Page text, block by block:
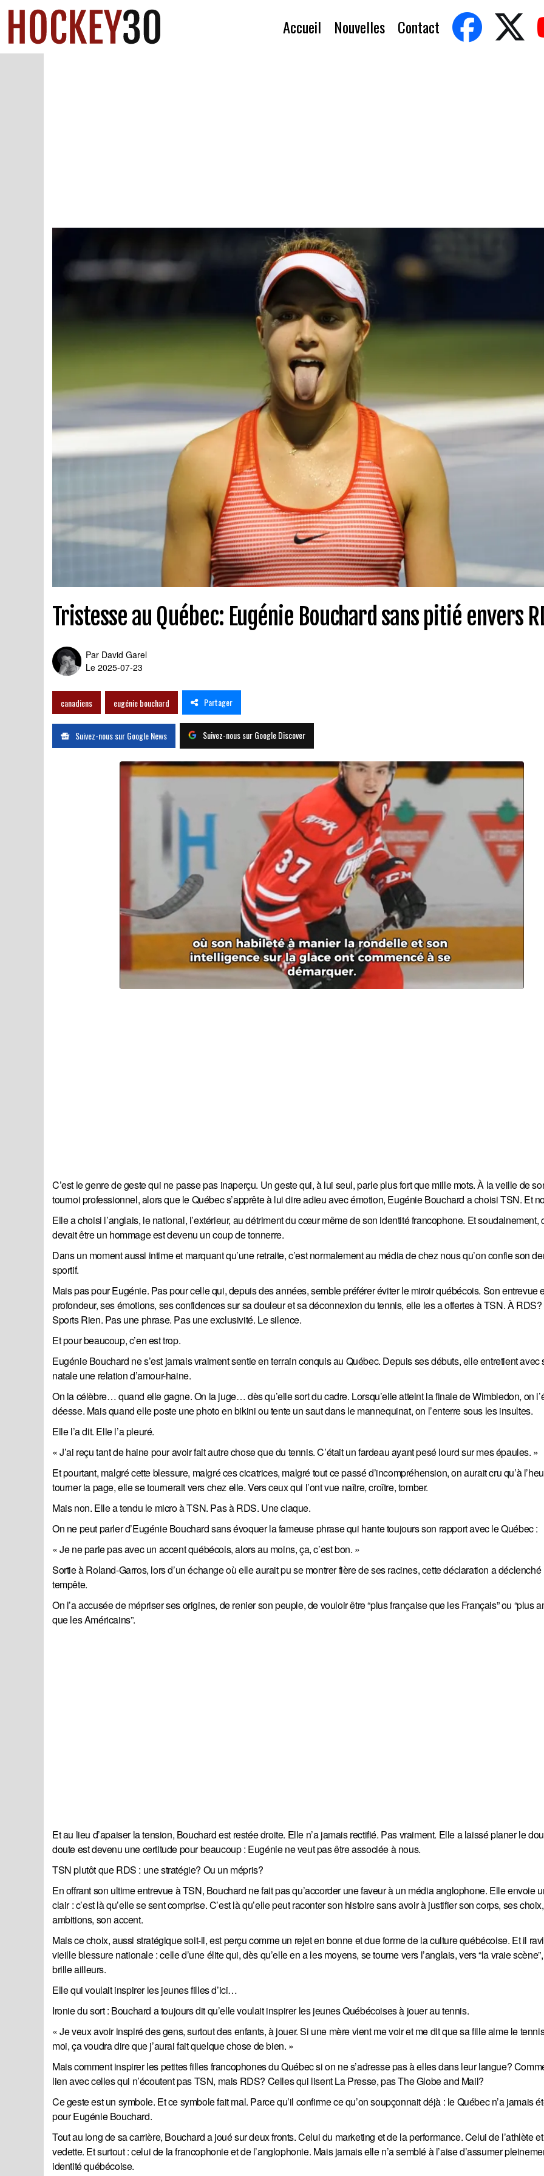
Accueil Nouvelles Contact
Tristesse au Québec: Eugénie Bouchard sans pitié envers
Par David Garel
Le 2025-07-23
canadiens eugénie bouchard Partager
Suivez-nous sur Google News Suivez-nous sur Google Discover
C’est le genre de geste qui ne passe pas inaperçu. Un geste qui, à lui seul, parle plus fort que mille mots. À la veille de
tournoi professionnel, alors que le Québec s’apprête à lui dire adieu avec émotion, Eugénie Bouchard a choisi TSN. Et
Elle a choisi l’anglais, le national, l’extérieur, au détriment du cœur même de son identité francophone. Et soudainement,
devait être un hommage est devenu un coup de tonnerre.
Dans un moment aussi intime et marquant qu’une retraite, c’est normalement au média de chez nous qu’on confie son
sportif.
Mais pas pour Eugénie. Pas pour celle qui, depuis des années, semble préférer éviter le miroir québécois. Son entrevue
profondeur, ses émotions, ses confidences sur sa douleur et sa déconnexion du tennis, elle les a offertes à TSN. À
Sports Rien. Pas une phrase. Pas une exclusivité. Le silence.
Et pour beaucoup, c’en est trop.
Eugénie Bouchard ne s’est jamais vraiment sentie en terrain conquis au Québec. Depuis ses débuts, elle entretient avec
natale une relation d’amour-haine.
On la célèbre… quand elle gagne. On la juge… dès qu’elle sort du cadre. Lorsqu’elle atteint la finale de Wimbledon, on
déesse. Mais quand elle poste une photo en bikini ou tente un saut dans le mannequinat, on l’enterre sous les insultes.
Elle l’a dit. Elle l’a pleuré.
« J’ai reçu tant de haine pour avoir fait autre chose que du tennis. C’était un fardeau ayant pesé lourd sur mes épaules. »
Et pourtant, malgré cette blessure, malgré ces cicatrices, malgré tout ce passé d’incompréhension, on aurait cru qu’à
tourner la page, elle se tournerait vers chez elle. Vers ceux qui l’ont vue naître, croître, tomber.
Mais non. Elle a tendu le micro à TSN. Pas à RDS. Une claque.
On ne peut parler d’Eugénie Bouchard sans évoquer la fameuse phrase qui hante toujours son rapport avec le Québec :
« Je ne parle pas avec un accent québécois, alors au moins, ça, c’est bon. »
Sortie à Roland-Garros, lors d’un échange où elle aurait pu se montrer fière de ses racines, cette déclaration a déclenché
tempête.
On l’a accusée de mépriser ses origines, de renier son peuple, de vouloir être “plus française que les Français” ou “plus
que les Américains”.
Et au lieu d’apaiser la tension, Bouchard est restée droite. Elle n’a jamais rectifié. Pas vraiment. Elle a laissé planer le
doute est devenu une certitude pour beaucoup : Eugénie ne veut pas être associée à nous.
TSN plutôt que RDS : une stratégie? Ou un mépris?
En offrant son ultime entrevue à TSN, Bouchard ne fait pas qu’accorder une faveur à un média anglophone. Elle envoie
clair : c’est là qu’elle se sent comprise. C’est là qu’elle peut raconter son histoire sans avoir à justifier son corps, ses
ambitions, son accent.
Mais ce choix, aussi stratégique soit-il, est perçu comme un rejet en bonne et due forme de la culture québécoise. Et il
vieille blessure nationale : celle d’une élite qui, dès qu’elle en a les moyens, se tourne vers l’anglais, vers “la vraie
brille ailleurs.
Elle qui voulait inspirer les jeunes filles d’ici…
Ironie du sort : Bouchard a toujours dit qu’elle voulait inspirer les jeunes Québécoises à jouer au tennis.
« Je veux avoir inspiré des gens, surtout des enfants, à jouer. Si une mère vient me voir et me dit que sa fille aime le
moi, ça voudra dire que j’aurai fait quelque chose de bien. »
Mais comment inspirer les petites filles francophones du Québec si on ne s’adresse pas à elles dans leur langue?
lien avec celles qui n’écoutent pas TSN, mais RDS? Celles qui lisent La Presse, pas The Globe and Mail?
Ce geste est un symbole. Et ce symbole fait mal. Parce qu’il confirme ce qu’on soupçonnait déjà : le Québec n’a jamais
pour Eugénie Bouchard.
Tout au long de sa carrière, Bouchard a joué sur deux fronts. Celui du marketing et de la performance. Celui de l’athlète
vedette. Et surtout : celui de la francophonie et de l’anglophonie. Mais jamais elle n’a semblé à l’aise d’assumer
identité québécoise.